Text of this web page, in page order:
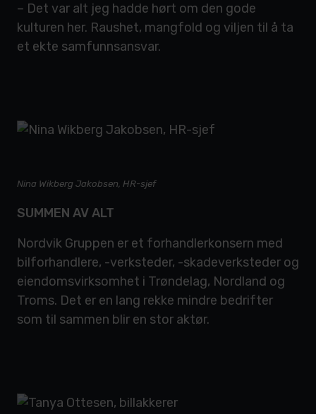
– Det var alt jeg hadde hørt om den gode
kulturen her. Raushet, mangfold og viljen til å ta
et ekte samfunnsansvar.
Nina Wikberg Jakobsen, HR-sjef
SUMMEN AV ALT
Nordvik Gruppen er et forhandlerkonsern med
bilforhandlere, -verksteder, -skadeverksteder og
eiendomsvirksomhet i Trøndelag, Nordland og
Troms. Det er en lang rekke mindre bedrifter
som til sammen blir en stor aktør.